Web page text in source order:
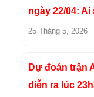
ngày 22/04:
25 Tháng 5, 2026
Dự đoán trận
diễn ra lúc